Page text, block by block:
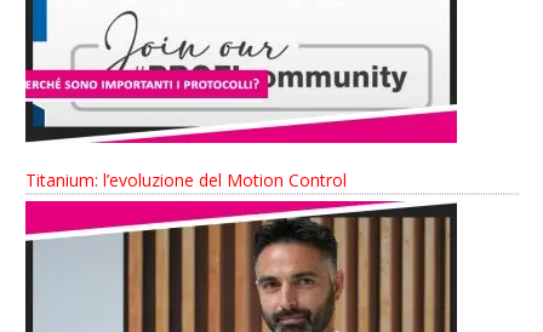
Titanium: l’evoluzione del Motion Control